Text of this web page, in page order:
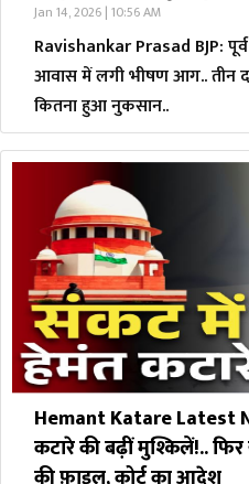
Jan 14, 2026 | 10:56 AM
Ravishankar Prasad BJP:
आवास में लगी भीषण आग.. तीन
कितना हुआ नुकसान..
Hemant Katare Latest
कटारे की बढ़ीं मुश्किलें!..